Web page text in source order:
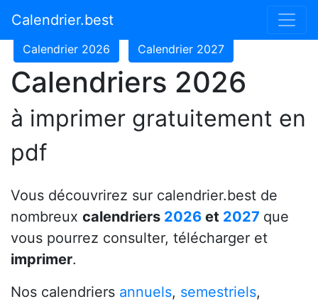
Calendrier.best
Calendrier 2024
Calendrier 2026 Calendrier 2027
Calendriers 2026
à imprimer gratuitement en
pdf
Vous découvrirez sur calendrier.best de
nombreux calendriers 2026 et 2027 que
vous pourrez consulter, télécharger et
imprimer.
Nos calendriers annuels, semestriels,